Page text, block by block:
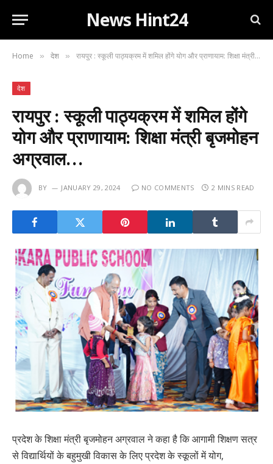
News Hint24
Home » देश » रायपुर : स्कूली पाठ्यक्रम में शमिल होंगे योग और प्राणायाम: शिक्षा मंत्री बृजमोहन अग्रवाल…
देश
रायपुर : स्कूली पाठ्यक्रम में शमिल होंगे
योग और प्राणायाम: शिक्षा मंत्री बृजमोहन
अग्रवाल…
BY JANUARY 29, 2024 NO COMMENTS 2 MINS READ
प्रदेश के शिक्षा मंत्री बृजमोहन अग्रवाल ने कहा है कि आगामी शिक्षण सत्र
से विद्यार्थियों के बहुमुखी विकास के लिए प्रदेश के स्कूलों में योग,